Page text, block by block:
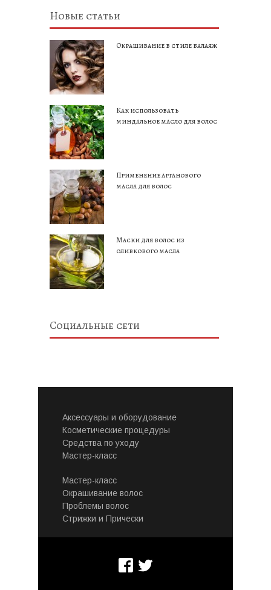
Новые статьи
Окрашивание в стиле балаяж
Как использовать
миндальное масло для волос
Применение арганового
масла для волос
Маски для волос из
оливкового масла
Социальные сети
Аксессуары и оборудование
Косметические процедуры
Средства по уходу
Мастер-класс
Мастер-класс
Окрашивание волос
Проблемы волос
Стрижки и Прически